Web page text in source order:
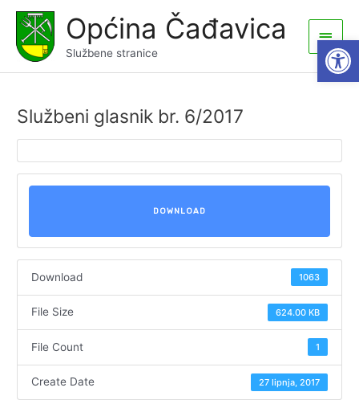
content
Općina Čađavica
Službene stranice
Main
Menu
Službeni glasnik br. 6/2017
DOWNLOAD
Download 1063
File Size 624.00 KB
File Count 1
Create Date 27 lipnja, 2017